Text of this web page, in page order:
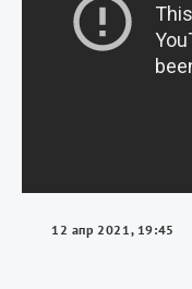
12 апр 2021, 19:45